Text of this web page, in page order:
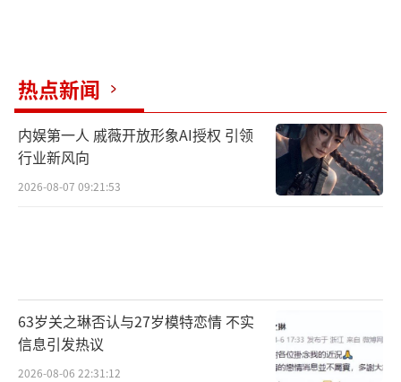
热点新闻
内娱第一人 戚薇开放形象AI授权 引领
行业新风向
2026-08-07 09:21:53
63岁关之琳否认与27岁模特恋情 不实
信息引发热议
2026-08-06 22:31:12